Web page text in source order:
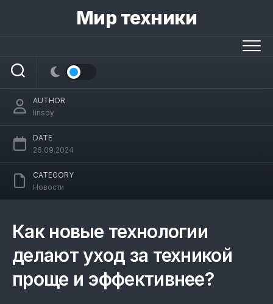
Мир техники
Как новые технологии делают уход за
техникой проще и эффективнее?
AUTHOR
linsdy
DATE
26.09.2024
CATEGORY
Новости
Как новые технологии
делают уход за техникой
проще и эффективнее?